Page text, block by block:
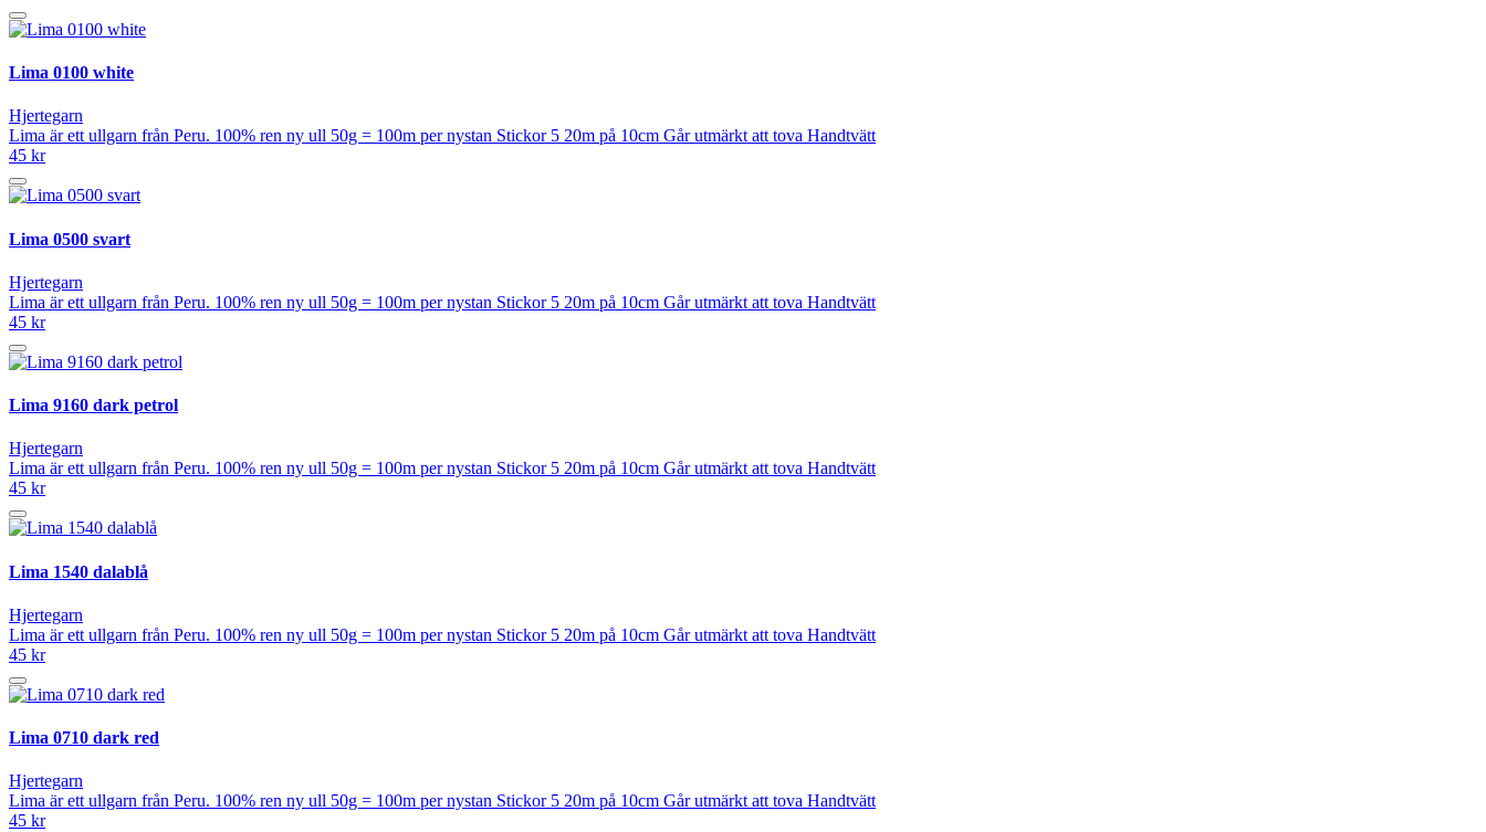
Lima 0100 white
Hjertegarn
Lima är ett ullgarn från Peru. 100% ren ny ull 50g = 100m per nystan Stickor 5 20m på 10cm Går utmärkt att tova Handtvätt
45 kr
Lima 0500 svart
Hjertegarn
Lima är ett ullgarn från Peru. 100% ren ny ull 50g = 100m per nystan Stickor 5 20m på 10cm Går utmärkt att tova Handtvätt
45 kr
Lima 9160 dark petrol
Hjertegarn
Lima är ett ullgarn från Peru. 100% ren ny ull 50g = 100m per nystan Stickor 5 20m på 10cm Går utmärkt att tova Handtvätt
45 kr
Lima 1540 dalablå
Hjertegarn
Lima är ett ullgarn från Peru. 100% ren ny ull 50g = 100m per nystan Stickor 5 20m på 10cm Går utmärkt att tova Handtvätt
45 kr
Lima 0710 dark red
Hjertegarn
Lima är ett ullgarn från Peru. 100% ren ny ull 50g = 100m per nystan Stickor 5 20m på 10cm Går utmärkt att tova Handtvätt
45 kr